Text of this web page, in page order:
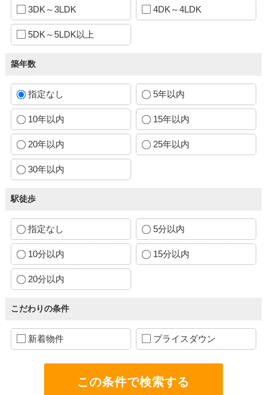
3DK～3LDK 4DK～4LDK
5DK～5LDK以上
築年数
指定なし 5年以内
10年以内 15年以内
20年以内 25年以内
30年以内
駅徒歩
指定なし 5分以内
10分以内 15分以内
20分以内
こだわりの条件
新着物件 プライスダウン